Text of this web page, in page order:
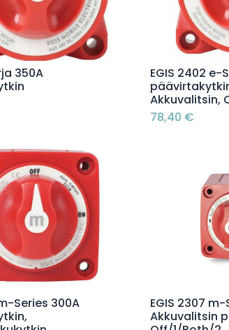
ostoskoriin
350A
EGIS 2402 e-
Akkuvalitsin,
78,40 €
ostoskoriin
Series 300A
EGIS 2307
Akkuvalitsin